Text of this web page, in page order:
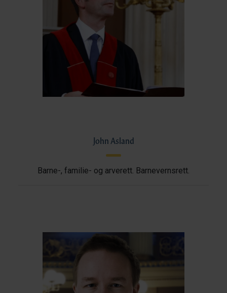
John Asland
Barne-, familie- og arverett. Barnevernsrett.